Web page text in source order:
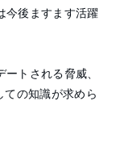
今後ますます活躍
トされる脅威、
ての知識が求めら